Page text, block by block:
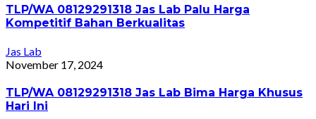
TLP/WA 08129291318 Jas Lab Palu Harga
Kompetitif Bahan Berkualitas
Jas Lab
November 17, 2024
TLP/WA 08129291318 Jas Lab Bima Harga Khusus
Hari Ini